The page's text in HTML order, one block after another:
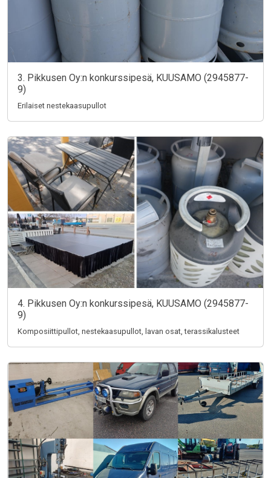
3. Pikkusen Oy:n konkurssipesä, KUUSAMO (2945877-
9)
Erilaiset nestekaasupullot
4. Pikkusen Oy:n konkurssipesä, KUUSAMO (2945877-
9)
Komposiittipullot, nestekaasupullot, lavan osat, terassikalusteet